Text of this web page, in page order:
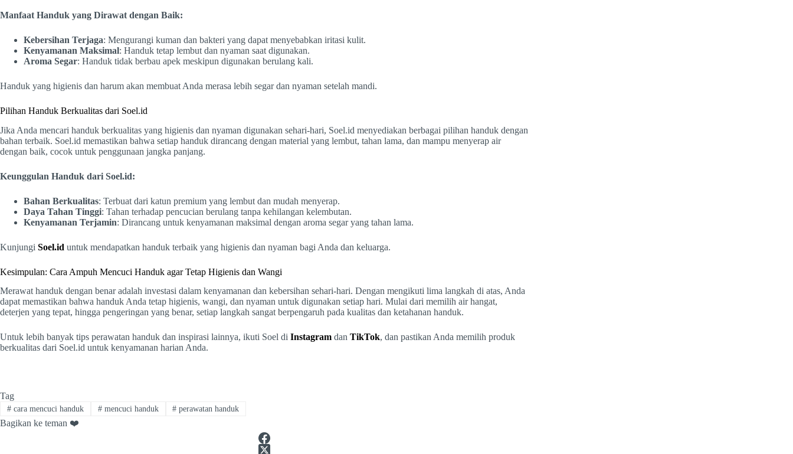
Manfaat Handuk yang Dirawat dengan Baik:
Kebersihan Terjaga: Mengurangi kuman dan bakteri yang dapat menyebabkan iritasi kulit.
Kenyamanan Maksimal: Handuk tetap lembut dan nyaman saat digunakan.
Aroma Segar: Handuk tidak berbau apek meskipun digunakan berulang kali.
Handuk yang higienis dan harum akan membuat Anda merasa lebih segar dan nyaman setelah mandi.
Pilihan Handuk Berkualitas dari Soel.id
Jika Anda mencari handuk berkualitas yang higienis dan nyaman digunakan sehari-hari, Soel.id menyediakan berbagai pilihan handuk dengan
bahan terbaik. Soel.id memastikan bahwa setiap handuk dirancang dengan material yang lembut, tahan lama, dan mampu menyerap air
dengan baik, cocok untuk penggunaan jangka panjang.
Keunggulan Handuk dari Soel.id:
Bahan Berkualitas: Terbuat dari katun premium yang lembut dan mudah menyerap.
Daya Tahan Tinggi: Tahan terhadap pencucian berulang tanpa kehilangan kelembutan.
Kenyamanan Terjamin: Dirancang untuk kenyamanan maksimal dengan aroma segar yang tahan lama.
Kunjungi Soel.id untuk mendapatkan handuk terbaik yang higienis dan nyaman bagi Anda dan keluarga.
Kesimpulan: Cara Ampuh Mencuci Handuk agar Tetap Higienis dan Wangi
Merawat handuk dengan benar adalah investasi dalam kenyamanan dan kebersihan sehari-hari. Dengan mengikuti lima langkah di atas, Anda
dapat memastikan bahwa handuk Anda tetap higienis, wangi, dan nyaman untuk digunakan setiap hari. Mulai dari memilih air hangat,
deterjen yang tepat, hingga pengeringan yang benar, setiap langkah sangat berpengaruh pada kualitas dan ketahanan handuk.
Untuk lebih banyak tips perawatan handuk dan inspirasi lainnya, ikuti Soel di Instagram dan TikTok, dan pastikan Anda memilih produk
berkualitas dari Soel.id untuk kenyamanan harian Anda.
Tag
#cara mencuci handuk #mencuci handuk # perawatan handuk
Bagikan ke teman ❤️